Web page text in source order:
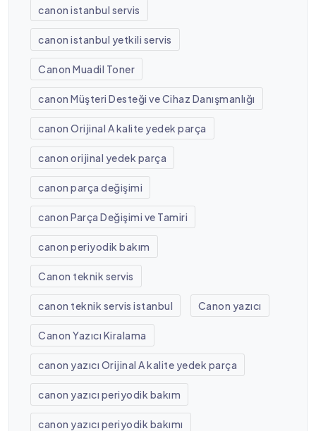
canon istanbul servis
canon istanbul yetkili servis
Canon Muadil Toner
canon Müşteri Desteği ve Cihaz Danışmanlığı
canon Orijinal A kalite yedek parça
canon orijinal yedek parça
canon parça değişimi
canon Parça Değişimi ve Tamiri
canon periyodik bakım
Canon teknik servis
canon teknik servis istanbul Canon yazıcı
Canon Yazıcı Kiralama
canon yazıcı Orijinal A kalite yedek parça
canon yazıcı periyodik bakım
canon yazıcı periyodik bakımı